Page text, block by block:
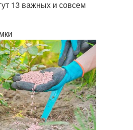
13 важных и совсем